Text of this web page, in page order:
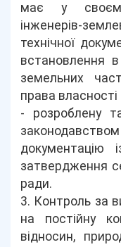
має у своєму
інженерів-
технічної
встановлення
земельних
права
- розроблену
документацію
затвердження
ради.
3. Контроль за
на постійну
відносин,